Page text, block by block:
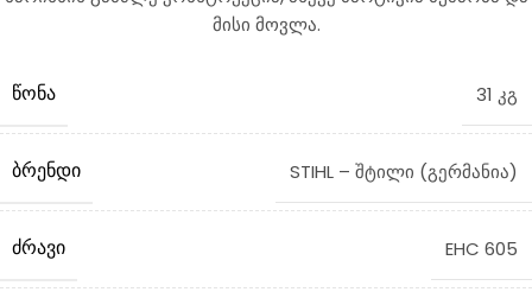
მისი მოვლა.
ᲬᲝᲜᲐ 31 კგ
ᲑᲠᲔᲜᲓᲘ STIHL – შტილი (გერმანია)
ᲫᲠᲐᲕᲘ EHC 605